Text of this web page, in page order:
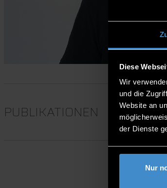
Diese
Wir
und die
Website an
der Dienste
Nur
PUBLIKATIONEN